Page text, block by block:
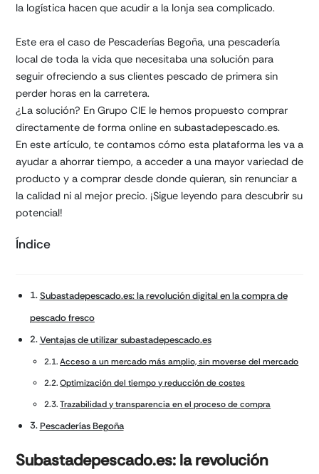
la logística hacen que acudir a la lonja sea complicado.
Este era el caso de Pescaderías Begoña, una pescadería
local de toda la vida que necesitaba una solución para
seguir ofreciendo a sus clientes pescado de primera sin
perder horas en la carretera.
¿La solución? En Grupo CIE le hemos propuesto comprar
directamente de forma online en subastadepescado.es.
En este artículo, te contamos cómo esta plataforma les va a
ayudar a ahorrar tiempo, a acceder a una mayor variedad de
producto y a comprar desde donde quieran, sin renunciar a
la calidad ni al mejor precio. ¡Sigue leyendo para descubrir su
potencial!
Índice
Subastadepescado.es: la revolución digital en la compra de
pescado fresco
Ventajas de utilizar subastadepescado.es
Acceso a un mercado más amplio, sin moverse del mercado
Optimización del tiempo y reducción de costes
Trazabilidad y transparencia en el proceso de compra
Pescaderías Begoña
Subastadepescado.es: la revolución